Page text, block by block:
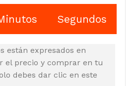
Segundos
están expresados en
el precio y comprar en tu
debes dar clic en este